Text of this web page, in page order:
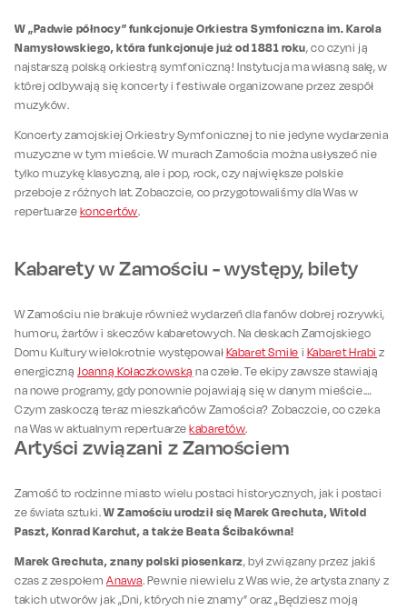
W „Padwie północy” funkcjonuje Orkiestra Symfoniczna im. Karola
Namysłowskiego, która funkcjonuje już od 1881 roku, co czyni ją
najstarszą polską orkiestrą symfoniczną! Instytucja ma własną salę, w
której odbywają się koncerty i festiwale organizowane przez zespół
muzyków.
Koncerty zamojskiej Orkiestry Symfonicznej to nie jedyne wydarzenia
muzyczne w tym mieście. W murach Zamościa można usłyszeć nie
tylko muzykę klasyczną, ale i pop, rock, czy największe polskie
przeboje z różnych lat. Zobaczcie, co przygotowaliśmy dla Was w
repertuarze koncertów.
Kabarety w Zamościu - występy, bilety
W Zamościu nie brakuje również wydarzeń dla fanów dobrej rozrywki,
humoru, żartów i skeczów kabaretowych. Na deskach Zamojskiego
Domu Kultury wielokrotnie występował Kabaret Smile i Kabaret Hrabi z
energicznąJoanną Kołaczkowską na czele. Te ekipy zawsze stawiają
na nowe programy, gdy ponownie pojawiają się w danym mieście.
Czym zaskoczą teraz mieszkańców Zamościa? Zobaczcie, co czeka
na Was w aktualnym repertuarzekabaretów.
Artyści związani z Zamościem
Zamość to rodzinne miasto wielu postaci historycznych, jak i postaci
ze świata sztuki.W Zamościu urodził się Marek Grechuta, Witold
Paszt, Konrad Karchut, a także Beata Ścibakówna!
Marek Grechuta, znany polski piosenkarz, był związany przez jakiś
czas z zespołem Anawa. Pewnie niewielu z Was wie, że artysta znany z
takich utworów jak „Dni, których nie znamy” oraz „Będziesz moją